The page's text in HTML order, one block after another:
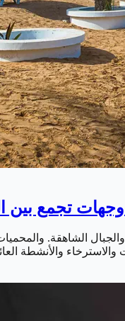
تجمع بين
الشاهقة. والمحميات